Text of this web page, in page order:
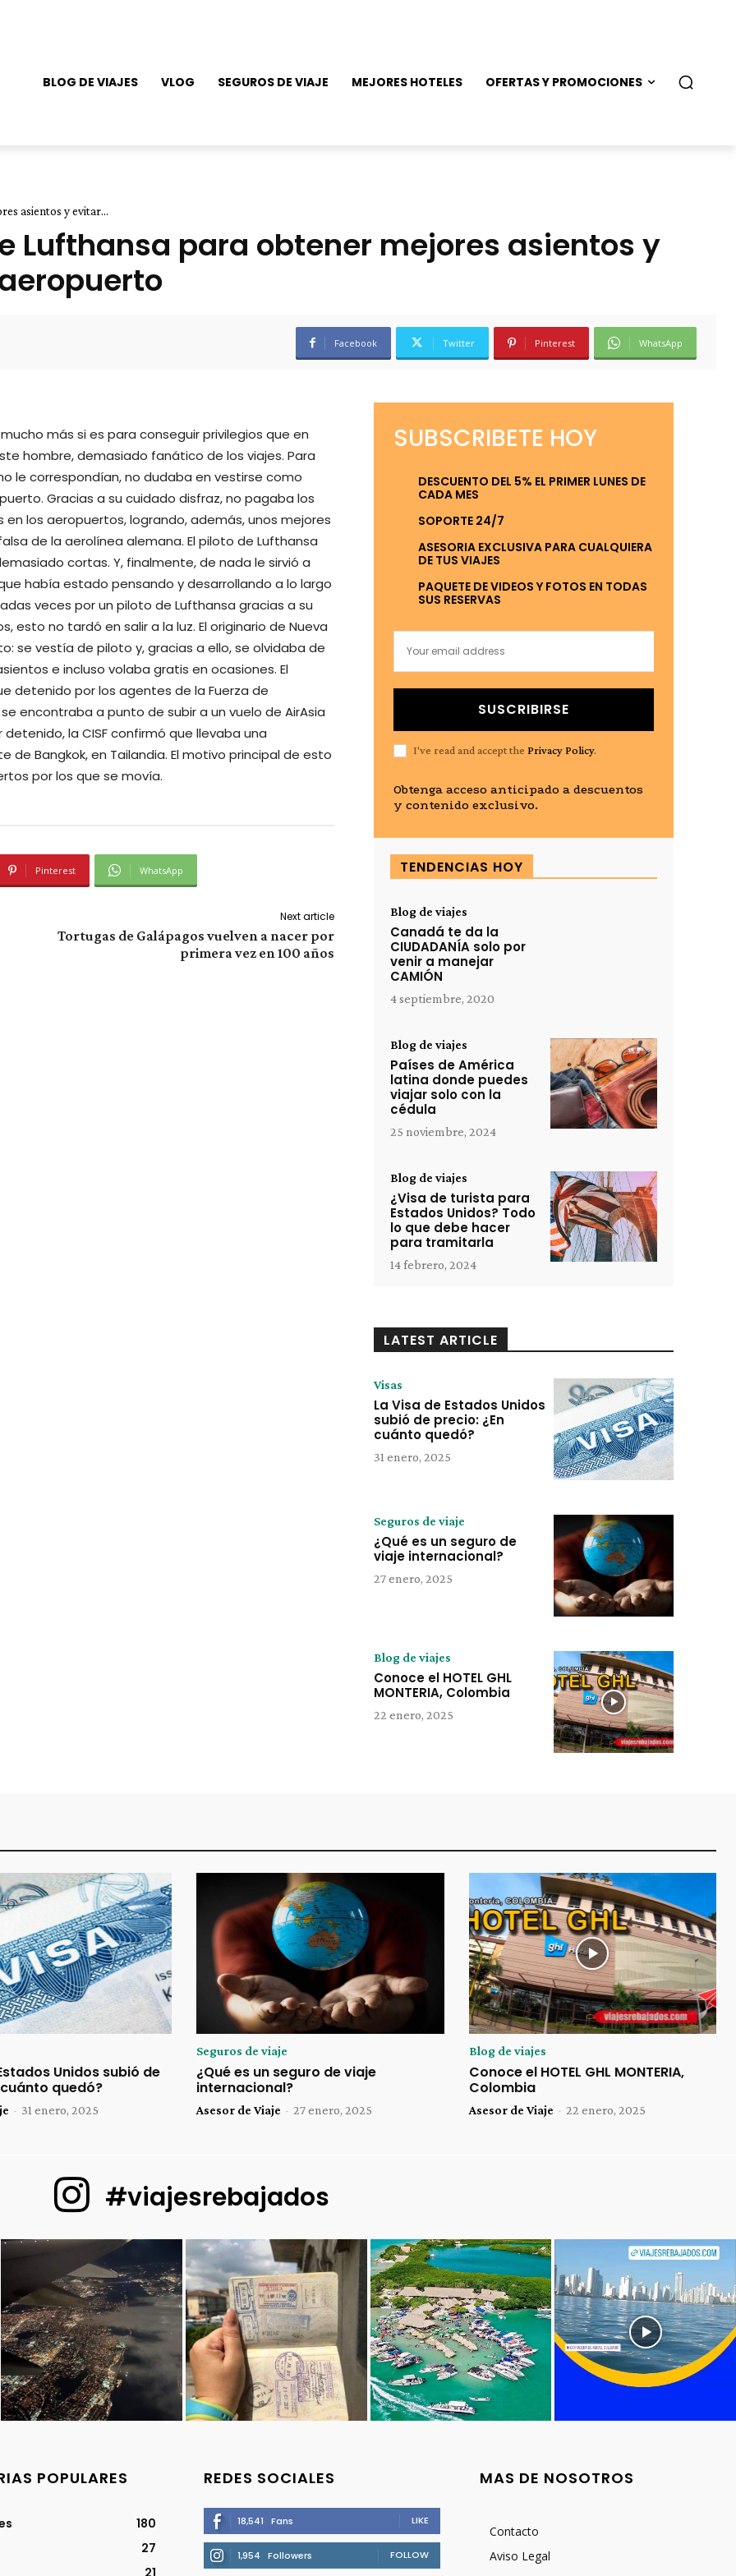
BLOG DE VIAJES VLOG SEGUROS DE VIAJE MEJORES HOTELES OFERTAS Y PROMOCIONES
asientos y evitar...
Lufthansa para obtener mejores asientos y
Facebook Twitter Pinterest WhatsApp
más si es para conseguir privilegios que en
hombre, demasiado fanático de los viajes. Para
le correspondían, no dudaba en vestirse como
Gracias a su cuidado disfraz, no pagaba los
los aeropuertos, logrando, además, unos mejores
de la aerolínea alemana. El piloto de Lufthansa
cortas. Y, finalmente, de nada le sirvió a
había estado pensando y desarrollando a lo largo
veces por un piloto de Lufthansa gracias a su
esto no tardó en salir a la luz. El originario de Nueva
se vestía de piloto y, gracias a ello, se olvidaba de
e incluso volaba gratis en ocasiones. El
detenido por los agentes de la Fuerza de
encontraba a punto de subir a un vuelo de AirAsia
la CISF confirmó que llevaba una
Bangkok, en Tailandia. El motivo principal de esto
por los que se movía.
Pinterest WhatsApp
Next article
Tortugas de Galápagos vuelven a nacer por
primera vez en 100 años
SUBSCRIBETE HOY
DESCUENTO DEL 5% EL PRIMER LUNES DE
CADA MES
SOPORTE 24/7
ASESORIA EXCLUSIVA PARA CUALQUIERA
DE TUS VIAJES
PAQUETE DE VIDEOS Y FOTOS EN TODAS
SUS RESERVAS
SUSCRIBIRSE
I've read and accept the Privacy Policy.
Obtenga acceso anticipado a descuentos
y contenido exclusivo.
TENDENCIAS HOY
Blog de viajes
Canadá te da la
CIUDADANÍA solo por
venir a manejar
CAMIÓN
4 septiembre, 2020
Blog de viajes
Países de América
latina donde puedes
viajar solo con la
cédula
25 noviembre, 2024
Blog de viajes
¿Visa de turista para
Estados Unidos? Todo
lo que debe hacer
para tramitarla
14 febrero, 2024
LATEST ARTICLE
Visas
La Visa de Estados Unidos
subió de precio: ¿En
cuánto quedó?
31 enero, 2025
Seguros de viaje
¿Qué es un seguro de
viaje internacional?
27 enero, 2025
Blog de viajes
Conoce el HOTEL GHL
MONTERIA, Colombia
22 enero, 2025
Unidos subió de
quedó?
- 31 enero, 2025
Seguros de viaje
¿Qué es un seguro de viaje
internacional?
Asesor de Viaje - 27 enero, 2025
Blog de viajes
Conoce el HOTEL GHL MONTERIA,
Colombia
Asesor de Viaje - 22 enero, 2025
#viajesrebajados
POPULARES
180
27
21
REDES SOCIALES
18,541 Fans LIKE
1,954 Followers FOLLOW
MAS DE NOSOTROS
Contacto
Aviso Legal